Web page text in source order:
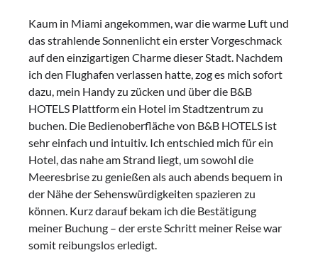
Kaum in Miami angekommen, war die warme Luft und
das strahlende Sonnenlicht ein erster Vorgeschmack
auf den einzigartigen Charme dieser Stadt. Nachdem
ich den Flughafen verlassen hatte, zog es mich sofort
dazu, mein Handy zu zücken und über die B&B
HOTELS Plattform ein Hotel im Stadtzentrum zu
buchen. Die Bedienoberfläche von B&B HOTELS ist
sehr einfach und intuitiv. Ich entschied mich für ein
Hotel, das nahe am Strand liegt, um sowohl die
Meeresbrise zu genießen als auch abends bequem in
der Nähe der Sehenswürdigkeiten spazieren zu
können. Kurz darauf bekam ich die Bestätigung
meiner Buchung – der erste Schritt meiner Reise war
somit reibungslos erledigt.